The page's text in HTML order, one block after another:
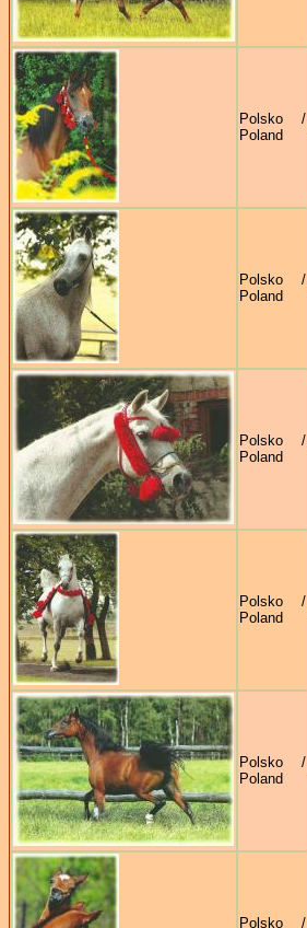
Polsko /
Poland
Polsko /
Poland
Polsko /
Poland
Polsko /
Poland
Polsko /
Poland
Polsko /